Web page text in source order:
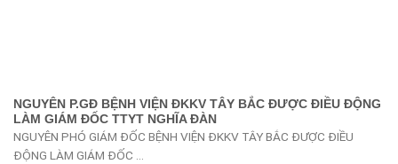
NGUYÊN P.GĐ BỆNH VIỆN ĐKKV TÂY BẮC ĐƯỢC ĐIỀU ĐỘNG
LÀM GIÁM ĐỐC TTYT NGHĨA ĐÀN
NGUYÊN PHÓ GIÁM ĐỐC BỆNH VIỆN ĐKKV TÂY BẮC ĐƯỢC ĐIỀU
ĐỘNG LÀM GIÁM ĐỐC ...